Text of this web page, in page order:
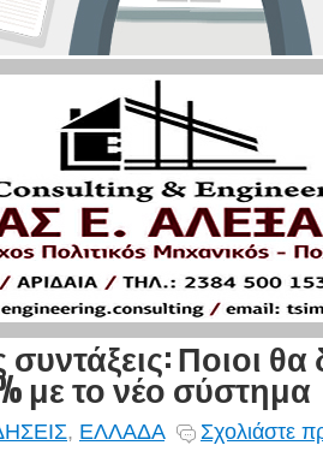
συντάξεις: Ποιοι
με το νέο σύστημα
, ΕΛΛΑΔΑ Σχολιάστε